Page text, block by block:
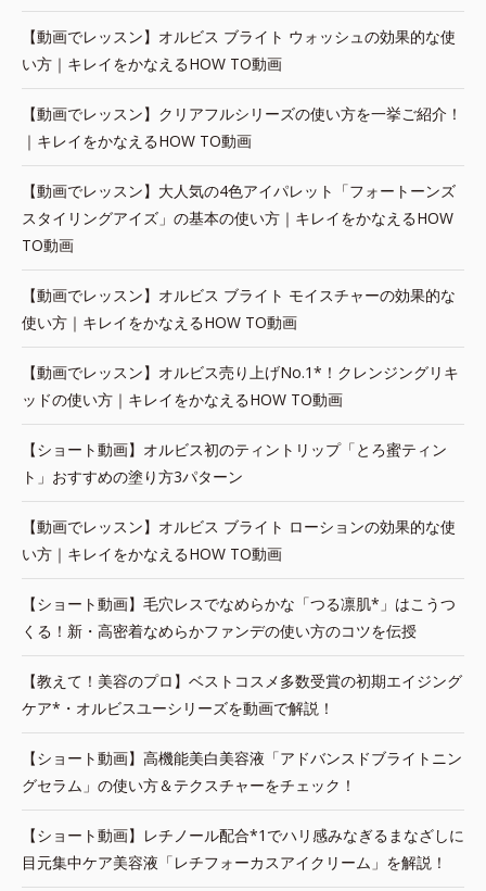
【動画でレッスン】オルビス ブライト ウォッシュの効果的な使
い方｜キレイをかなえるHOW TO動画
【動画でレッスン】クリアフルシリーズの使い方を一挙ご紹介！
｜キレイをかなえるHOW TO動画
【動画でレッスン】大人気の4色アイパレット「フォートーンズ
スタイリングアイズ」の基本の使い方｜キレイをかなえるHOW
TO動画
【動画でレッスン】オルビス ブライト モイスチャーの効果的な
使い方｜キレイをかなえるHOW TO動画
【動画でレッスン】オルビス売り上げNo.1*！クレンジングリキ
ッドの使い方｜キレイをかなえるHOW TO動画
【ショート動画】オルビス初のティントリップ「とろ蜜ティン
ト」おすすめの塗り方3パターン
【動画でレッスン】オルビス ブライト ローションの効果的な使
い方｜キレイをかなえるHOW TO動画
【ショート動画】毛穴レスでなめらかな「つる凛肌*」はこうつ
くる！新・高密着なめらかファンデの使い方のコツを伝授
【教えて！美容のプロ】ベストコスメ多数受賞の初期エイジング
ケア*・オルビスユーシリーズを動画で解説！
【ショート動画】高機能美白美容液「アドバンスドブライトニン
グセラム」の使い方＆テクスチャーをチェック！
【ショート動画】レチノール配合*1でハリ感みなぎるまなざしに
目元集中ケア美容液「レチフォーカスアイクリーム」を解説！